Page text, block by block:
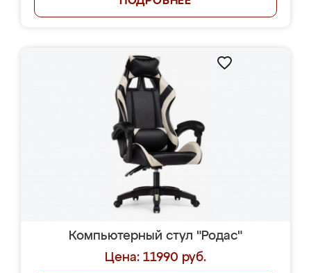
Компьютерный стул "Родас"
Цена: 11990 руб.